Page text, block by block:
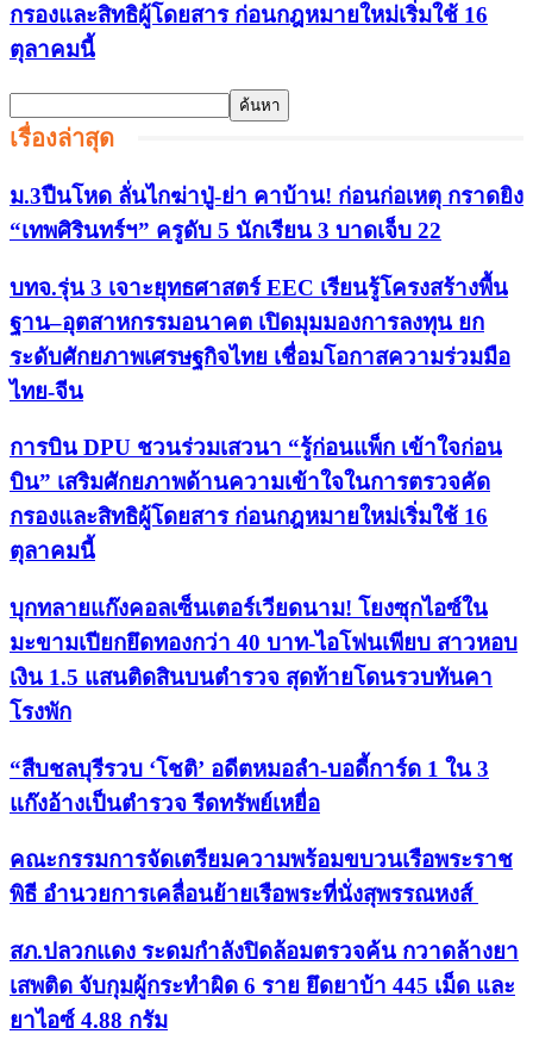
กรองและสิทธิผู้โดยสาร ก่อนกฎหมายใหม่เริ่มใช้ 16
ตุลาคมนี้
เรื่องล่าสุด
ม.3ปืนโหด ลั่นไกฆ่าปู่-ย่า คาบ้าน! ก่อนก่อเหตุ กราดยิง
“เทพศิรินทร์ฯ” ครูดับ 5 นักเรียน 3 บาดเจ็บ 22
บทจ.รุ่น 3 เจาะยุทธศาสตร์ EEC เรียนรู้โครงสร้างพื้น
ฐาน–อุตสาหกรรมอนาคต เปิดมุมมองการลงทุน ยก
ระดับศักยภาพเศรษฐกิจไทย เชื่อมโอกาสความร่วมมือ
ไทย-จีน
การบิน DPU ชวนร่วมเสวนา “รู้ก่อนแพ็ก เข้าใจก่อน
บิน” เสริมศักยภาพด้านความเข้าใจในการตรวจคัด
กรองและสิทธิผู้โดยสาร ก่อนกฎหมายใหม่เริ่มใช้ 16
ตุลาคมนี้
บุกทลายแก๊งคอลเซ็นเตอร์เวียดนาม! โยงซุกไอซ์ใน
มะขามเปียกยึดทองกว่า 40 บาท-ไอโฟนเพียบ สาวหอบ
เงิน 1.5 แสนติดสินบนตำรวจ สุดท้ายโดนรวบทันคา
โรงพัก
“สืบชลบุรีรวบ ‘โชติ’ อดีตหมอลำ-บอดี้การ์ด 1 ใน 3
แก๊งอ้างเป็นตำรวจ รีดทรัพย์เหยื่อ
คณะกรรมการจัดเตรียมความพร้อมขบวนเรือพระราช
พิธี อำนวยการเคลื่อนย้ายเรือพระที่นั่งสุพรรณหงส์
สภ.ปลวกแดง ระดมกำลังปิดล้อมตรวจค้น กวาดล้างยา
เสพติด จับกุมผู้กระทำผิด 6 ราย ยึดยาบ้า 445 เม็ด และ
ยาไอซ์ 4.88 กรัม